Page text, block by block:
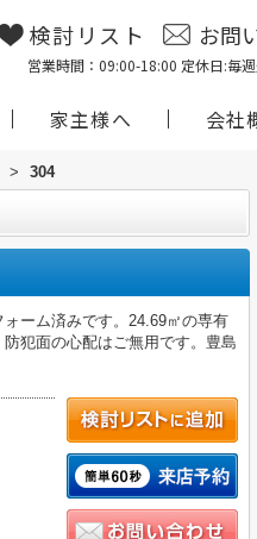
検討リスト お問
営業時間：09:00-18:00 定休日:毎
家主様へ 会社
> 304
ーム済みです。24.69㎡の専有
犯面の心配はご無用です。豊島